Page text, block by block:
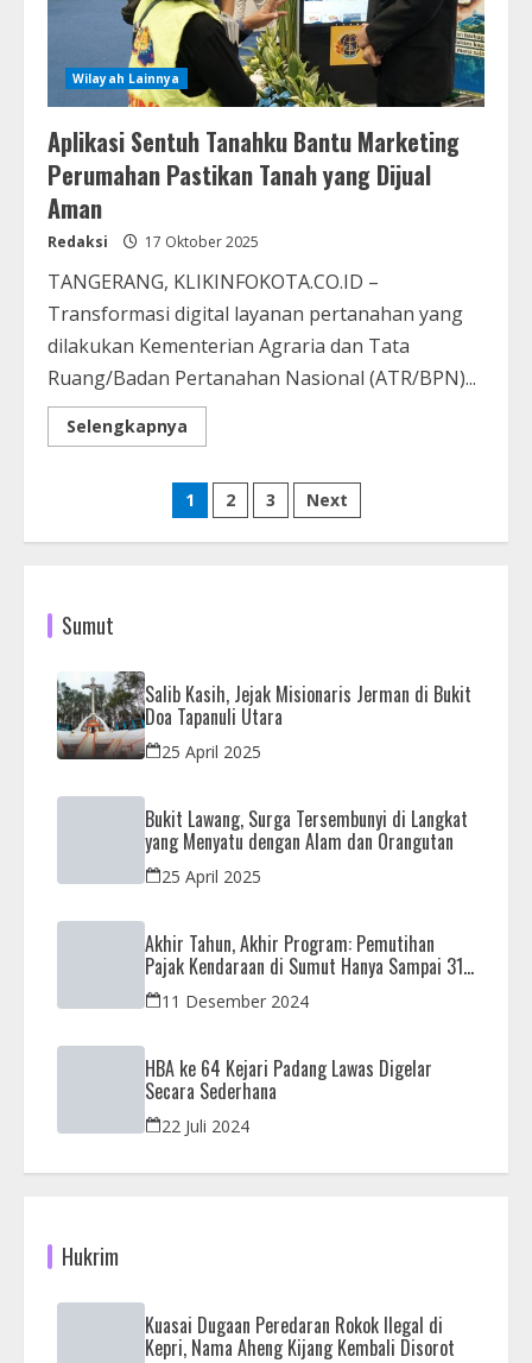
Wilayah Lainnya
Aplikasi Sentuh Tanahku Bantu Marketing
Perumahan Pastikan Tanah yang Dijual
Aman
Redaksi 17 Oktober 2025
TANGERANG, KLIKINFOKOTA.CO.ID –
Transformasi digital layanan pertanahan yang
dilakukan Kementerian Agraria dan Tata
Ruang/Badan Pertanahan Nasional (ATR/BPN)...
Selengkapnya
1 2 3 Next
Sumut
Salib Kasih, Jejak Misionaris Jerman di Bukit
Doa Tapanuli Utara
25 April 2025
Bukit Lawang, Surga Tersembunyi di Langkat
yang Menyatu dengan Alam dan Orangutan
25 April 2025
Akhir Tahun, Akhir Program: Pemutihan
Pajak Kendaraan di Sumut Hanya Sampai 31
Desember
11 Desember 2024
HBA ke 64 Kejari Padang Lawas Digelar
Secara Sederhana
22 Juli 2024
Hukrim
Kuasai Dugaan Peredaran Rokok Ilegal di
Kepri, Nama Aheng Kijang Kembali Disorot